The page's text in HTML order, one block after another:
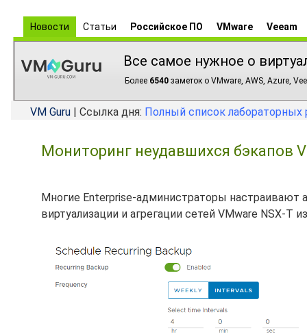
Новости Статьи Российское ПО VMware Veeam
Все самое нужное о
Более 6540 заметок о VMware, AWS, Azure,
VM Guru | Ссылка дня: Полный список лабораторных
Мониторинг неудавшихся бэкапов
Многие Enterprise-администраторы настраивают
виртуализации и агрегации сетей VMware NSX-T